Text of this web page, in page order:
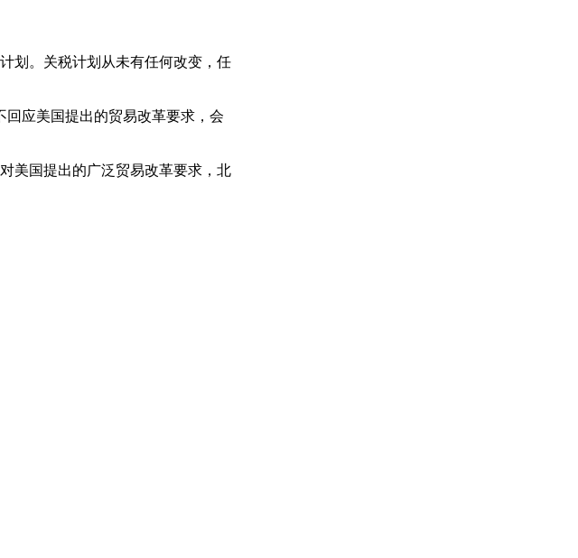
划。关税计划从未有任何改变，任
回应美国提出的贸易改革要求，会
美国提出的广泛贸易改革要求，北